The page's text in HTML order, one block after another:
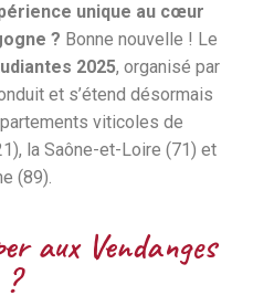
unique au cœur
? Bonne nouvelle ! Le
2025, organisé par
et s’étend désormais
viticoles de
la Saône-et-Loire (71) et
(89).
aux Vendanges